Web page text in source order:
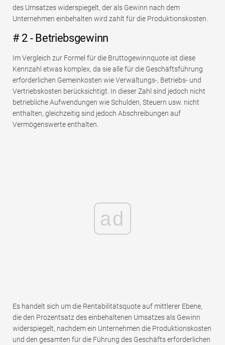
des Umsatzes widerspiegelt, der als Gewinn nach dem
Unternehmen einbehalten wird zahlt für die Produktionskosten.
# 2 - Betriebsgewinn
Im Vergleich zur Formel für die Bruttogewinnquote ist diese
Kennzahl etwas komplex, da sie alle für die Geschäftsführung
erforderlichen Gemeinkosten wie Verwaltungs-, Betriebs- und
Vertriebskosten berücksichtigt. In dieser Zahl sind jedoch nicht
betriebliche Aufwendungen wie Schulden, Steuern usw. nicht
enthalten, gleichzeitig sind jedoch Abschreibungen auf
Vermögenswerte enthalten.
ad
Es handelt sich um die Rentabilitätsquote auf mittlerer Ebene,
die den Prozentsatz des einbehaltenen Umsatzes als Gewinn
widerspiegelt, nachdem ein Unternehmen die Produktionskosten
und den gesamten für die Führung des Geschäfts erforderlichen